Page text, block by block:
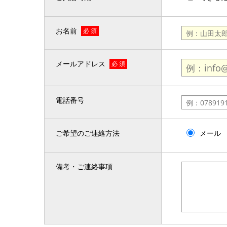
お名前 必 須
メールアドレス 必 須
電話番号
ご希望のご連絡方法 メール
備考・ご連絡事項